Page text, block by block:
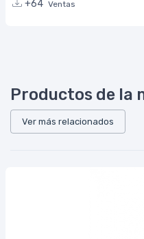
+64 Ventas
Productos de la
Ver más relacionados